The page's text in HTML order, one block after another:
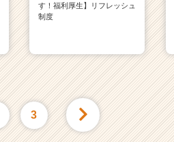
す！福利厚生】リフレッシュ
制度
3